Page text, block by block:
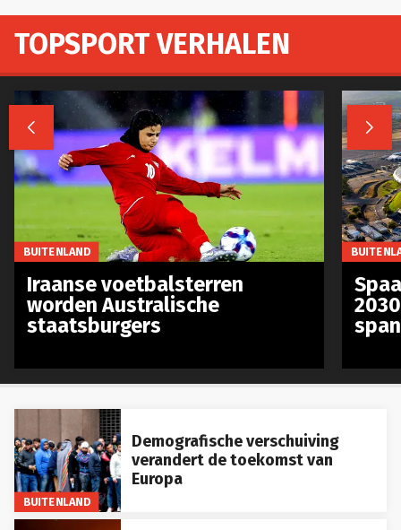
BUITENLAND
Demografische verschuiving
verandert de toekomst van
Europa
TOPSPORT VERHALEN
 
BUITENLAND
Iraanse voetbalsterren
worden Australische
staatsburgers